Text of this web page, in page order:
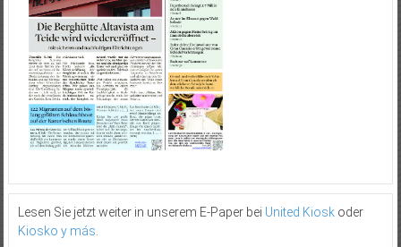
Lesen Sie jetzt weiter in unserem E-Paper bei United Kioskoder
Kiosko y más.